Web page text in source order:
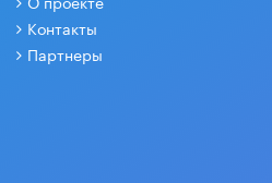
Контакты
Партнеры